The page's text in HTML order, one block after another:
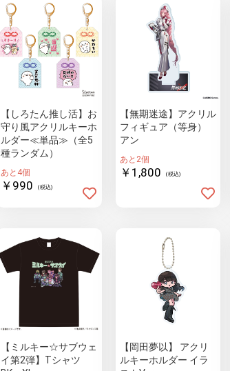
【しろたん推し活】お
守り風アクリルキーホ
ルダー≪単品≫（全5
種ランダム）
あと4個
￥990 (税込)
【無期迷途】アクリル
フィギュア（等身）
アン
あと2個
￥1,800 (税込)
【ミルキー☆サブウェ
イ第2弾】Tシャツ
【岡田夢以】 アクリ
ルキーホルダー イラ